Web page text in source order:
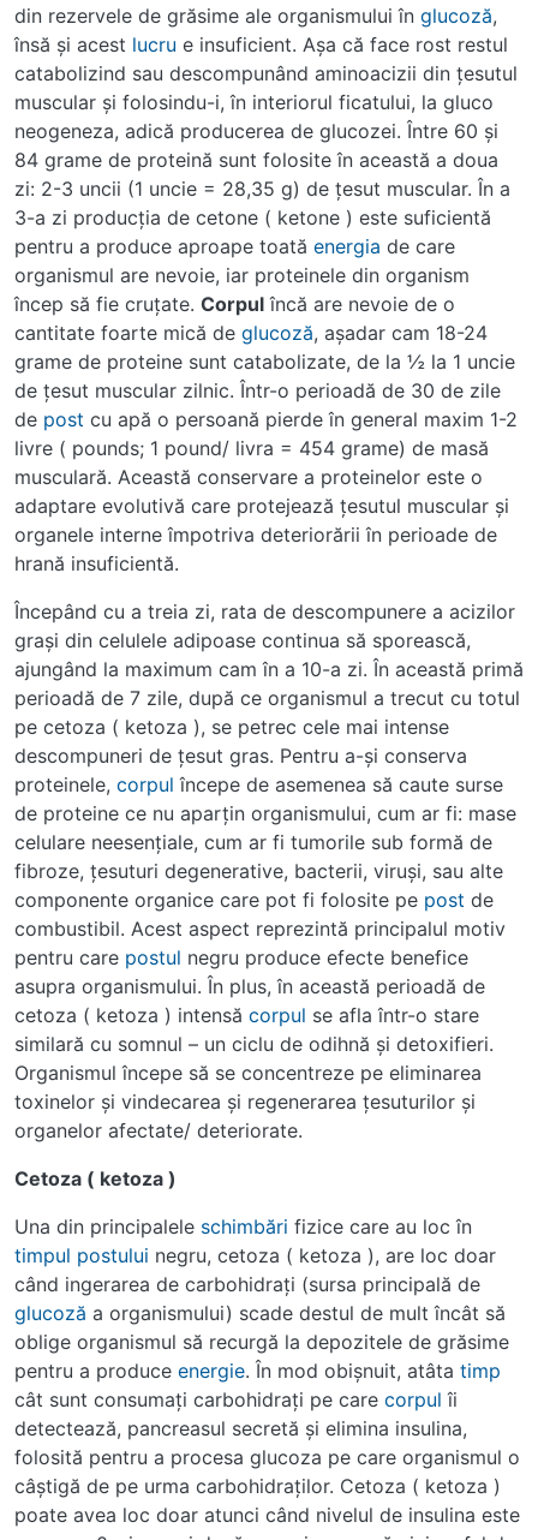
din rezervele de grăsime ale organismului în glucoză,
însă şi acest lucru e insuficient. Aşa că face rost restul
catabolizind sau descompunând aminoacizii din ţesutul
muscular şi folosindu-i, în interiorul ficatului, la gluco
neogeneza, adică producerea de glucozei. Între 60 şi
84 grame de proteină sunt folosite în această a doua
zi: 2-3 uncii (1 uncie = 28,35 g) de ţesut muscular. În a
3-a zi producţia de cetone ( ketone ) este suficientă
pentru a produce aproape toată energia de care
organismul are nevoie, iar proteinele din organism
încep să fie cruţate. Corpul încă are nevoie de o
cantitate foarte mică de glucoză, aşadar cam 18-24
grame de proteine sunt catabolizate, de la ½ la 1 uncie
de ţesut muscular zilnic. Într-o perioadă de 30 de zile
de post cu apă o persoană pierde în general maxim 1-2
livre ( pounds; 1 pound/ livra = 454 grame) de masă
musculară. Această conservare a proteinelor este o
adaptare evolutivă care protejează ţesutul muscular şi
organele interne împotriva deteriorării în perioade de
hrană insuficientă.
Începând cu a treia zi, rata de descompunere a acizilor
graşi din celulele adipoase continua să sporească,
ajungând la maximum cam în a 10-a zi. În această primă
perioadă de 7 zile, după ce organismul a trecut cu totul
pe cetoza ( ketoza ), se petrec cele mai intense
descompuneri de ţesut gras. Pentru a-şi conserva
proteinele, corpul începe de asemenea să caute surse
de proteine ce nu aparţin organismului, cum ar fi: mase
celulare neesenţiale, cum ar fi tumorile sub formă de
fibroze, ţesuturi degenerative, bacterii, viruşi, sau alte
componente organice care pot fi folosite pe post de
combustibil. Acest aspect reprezintă principalul motiv
pentru care postul negru produce efecte benefice
asupra organismului. În plus, în această perioadă de
cetoza ( ketoza ) intensă corpul se afla într-o stare
similară cu somnul – un ciclu de odihnă şi detoxifieri.
Organismul începe să se concentreze pe eliminarea
toxinelor şi vindecarea şi regenerarea ţesuturilor şi
organelor afectate/ deteriorate.
Cetoza ( ketoza )
Una din principalele schimbări fizice care au loc în
timpul postului negru, cetoza ( ketoza ), are loc doar
când ingerarea de carbohidraţi (sursa principală de
glucoză a organismului) scade destul de mult încât să
oblige organismul să recurgă la depozitele de grăsime
pentru a produce energie. În mod obişnuit, atâta timp
cât sunt consumaţi carbohidraţi pe care corpul îi
detectează, pancreasul secretă şi elimina insulina,
folosită pentru a procesa glucoza pe care organismul o
câştigă de pe urma carbohidraţilor. Cetoza ( ketoza )
poate avea loc doar atunci când nivelul de insulina este